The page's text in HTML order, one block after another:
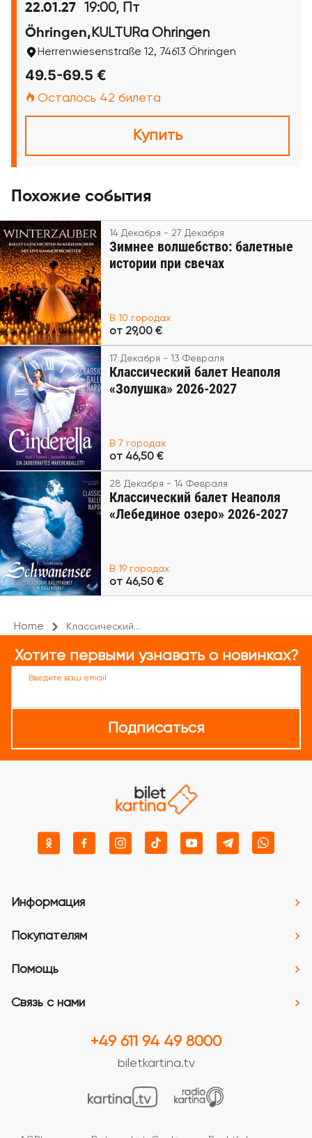
22.01.27 19:00, Пт
Öhringen, KULTURa Öhringen
Herrenwiesenstraße 12, 74613 Öhringen
49.5-69.5 €
Осталось 42 билета
Купить
Похожие события
14 Декабря - 27 Декабря
Зимнее волшебство: балетные
истории при свечах
В 10 городах
от 29,00 €
17 Декабря - 13 Февраля
Классический балет Неаполя
«Золушка» 2026-2027
В 7 городах
от 46,50 €
28 Декабря - 14 Февраля
Классический балет Неаполя
«Лебединое озеро» 2026-2027
В 19 городах
от 46,50 €
Home Классический...
Хотите первыми узнавать о новинках?
Введите ваш email
Подписаться
Информация
Покупателям
Помощь
Связь с нами
+49 611 94 49 8000
biletkartina.tv